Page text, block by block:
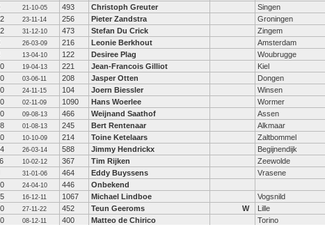
21-10-05 493 Christoph Greuter Singen
23-11-14 256 Pieter Zandstra Groningen
31-12-10 473 Stefan Du Crick Zingem
26-03-09 216 Leonie Berkhout Amsterdam
13-04-10 122 Desiree Plag Woubrugge
19-04-13 221 Jean-Francois Gilliot Kiel
03-06-11 208 Jasper Otten Dongen
24-11-15 104 Joern Biessler Winsen
02-11-09 1090 Hans Woerlee Wormer
09-08-13 466 Weijnand Saathof Assen
01-08-13 245 Bert Rentenaar Alkmaar
10-10-09 214 Toine Ketelaars Zaltbommel
26-03-14 588 Jimmy Hendrickx Begijnendijk
10-02-12 367 Tim Rijken Zeewolde
31-01-06 464 Eddy Buyssens Vrasene
24-04-10 446
Onbekend
16-12-11 1067 Michael Lindboe Vogsnild
27-11-22 452 Teun Geeroms W Lille
08-12-11 400 Matteo de Chirico Torino